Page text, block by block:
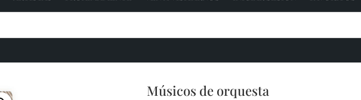
Músicos de orquesta